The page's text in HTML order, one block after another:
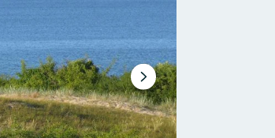
Nästa
bildspel